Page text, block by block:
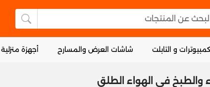
عن المنتجات
البحث
و التابلت شاشات العرض والمسارح أجهزة منزلية
والطبخ في الهواء الطلق